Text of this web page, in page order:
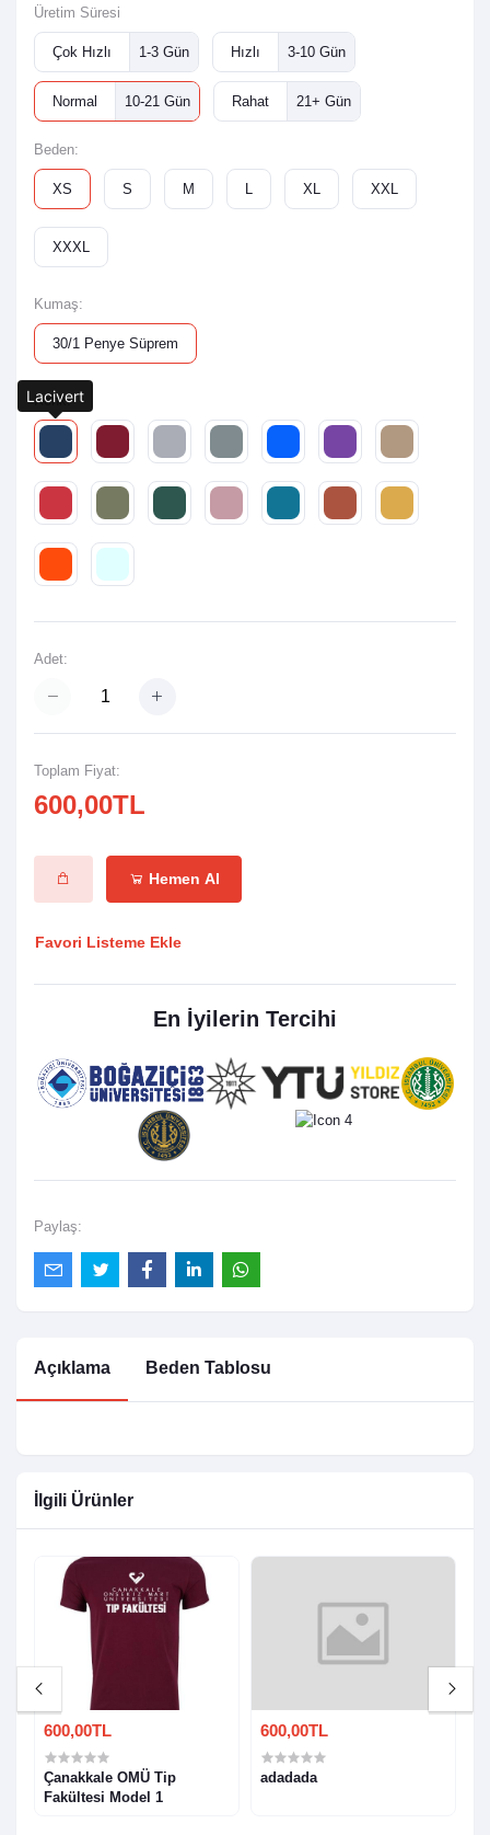
Üretim Süresi
Çok Hızlı 1-3 Gün Hızlı 3-10 Gün
Normal 10-21 Gün Rahat 21+ Gün
Beden:
XS S M L XL XXL
XXXL
Kumaş:
30/1 Penye Süprem
Renk:
Adet:
Toplam Fiyat:
600,00TL
Hemen Al
Favori Listeme Ekle
En İyilerin Tercihi
Paylaş:
Açıklama Beden Tablosu
İlgili Ürünler
600,00TL
Çanakkale OMÜ Tip
Fakültesi Model 1
600,00TL
adadada
Lacivert